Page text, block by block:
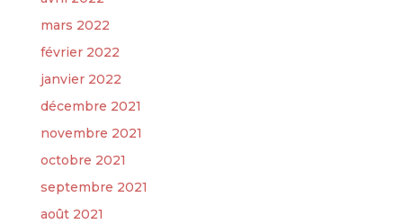
mars 2022
février 2022
janvier 2022
décembre 2021
novembre 2021
octobre 2021
septembre 2021
août 2021